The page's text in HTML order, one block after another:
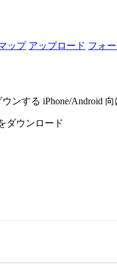
ップ アップロード フォ
ンする iPhone/Android
ダウンロード